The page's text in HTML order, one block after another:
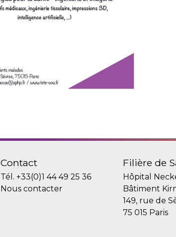
Contact
Tél.+33(0)1 44 49 25 36
Nous contacter
Filière de
Hôpital
Bâtiment
149, rue de
75 015 Paris